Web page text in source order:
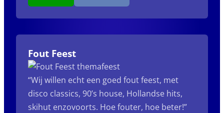
Fout Feest
“Wij willen echt een goed fout feest, met
disco classics, 90’s house, Hollandse hits,
skihut enzovoorts. Hoe fouter, hoe beter!”